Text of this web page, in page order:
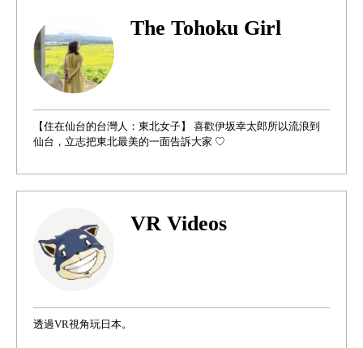
The Tohoku Girl
【住在仙台的台灣人：東北女子】 喜歡伊坂幸太郎所以流浪到
仙台，立志把東北最美的一面告訴大家 ♡
VR Videos
透過VR視角玩日本。